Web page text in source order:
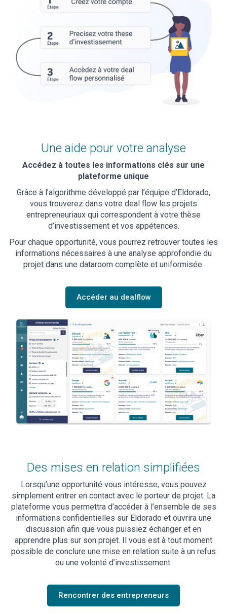
Une aide pour votre analyse
Accédez à toutes les informations clés sur une
plateforme unique
Grâce à l’algorithme développé par l’équipe d’Eldorado,
vous trouverez dans votre deal flow les projets
entrepreneuriaux qui correspondent à votre thèse
d’investissement et vos appétences.
Pour chaque opportunité, vous pourrez retrouver toutes les
informations nécessaires à une analyse approfondie du
projet dans une dataroom complète et uniformisée.
Accéder au dealflow
Des mises en relation simplifiées
Lorsqu’une opportunité vous intéresse, vous pouvez
simplement entrer en contact avec le porteur de projet. La
plateforme vous permettra d’accéder à l’ensemble de ses
informations confidentielles sur Eldorado et ouvrira une
discussion afin que vous puissiez échanger et en
apprendre plus sur son projet. Il vous est à tout moment
possible de conclure une mise en relation suite à un refus
ou une volonté d’investissement.
Rencontrer des entrepreneurs